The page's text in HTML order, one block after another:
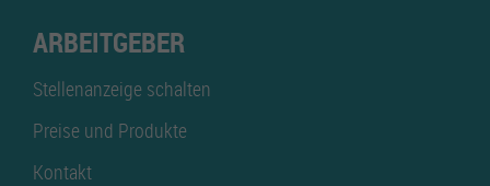
ARBEITGEBER
Stellenanzeige schalten
Preise und Produkte
Kontakt